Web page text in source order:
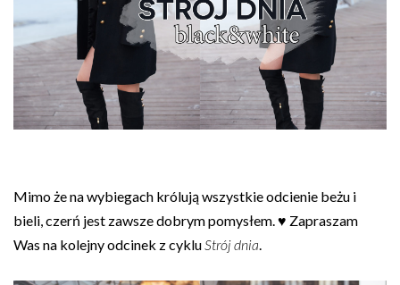
Mimo że na wybiegach królują wszystkie odcienie beżu i
bieli, czerń jest zawsze dobrym pomysłem. ♥ Zapraszam
Was na kolejny odcinek z cykluStrój dnia.